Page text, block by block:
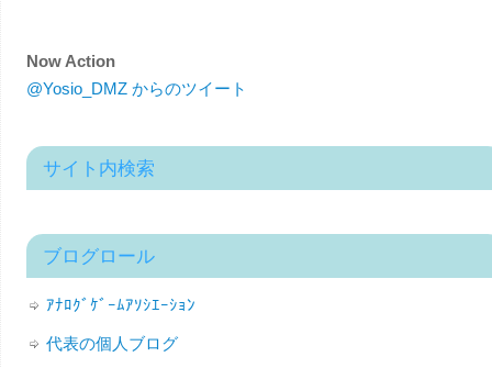
Now Action
@Yosio_DMZ からのツイート
サイト内検索
ブログロール
ｱﾅﾛｸﾞｹﾞｰﾑｱｿｼｴｰｼｮﾝ
代表の個人ブログ